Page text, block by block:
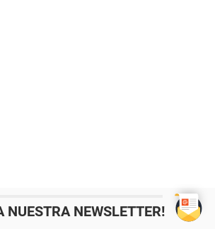
NUESTRA NEWSLETTER!